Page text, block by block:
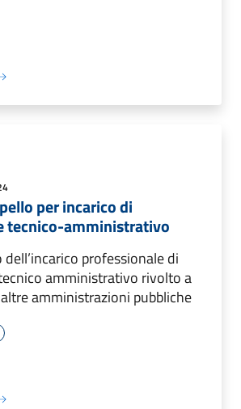
per incarico di
tecnico-amministrativo
professionale di
amministrativo rivolto a
amministrazioni pubbliche